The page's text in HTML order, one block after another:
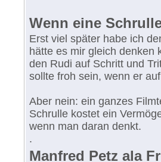
Wenn eine
Erst viel später habe ich
hätte es mir gleich denken
den Rudi auf Schritt und
sollte froh sein, wenn er
Aber nein: ein ganzes
Schrulle kostet ein
wenn man daran denkt.
.
Manfred Petz ala